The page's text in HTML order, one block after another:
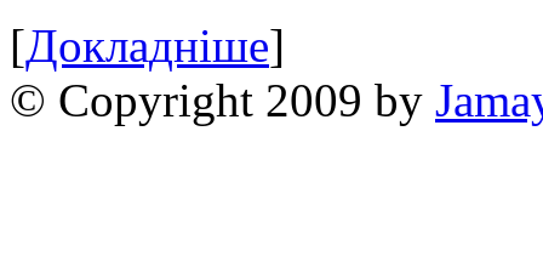
[Докладніше]
© Copyright 2009 by